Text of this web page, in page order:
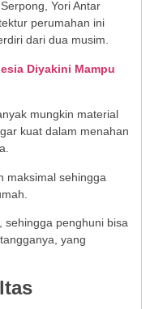
Yori Antar
perumahan ini
dari dua musim.
Diyakini Mampu
mungkin material
kuat dalam menahan
maksimal sehingga
, sehingga penghuni bisa
yang